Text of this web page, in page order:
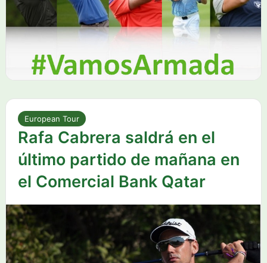
European Tour
Rafa Cabrera saldrá en el
último partido de mañana en
el Comercial Bank Qatar